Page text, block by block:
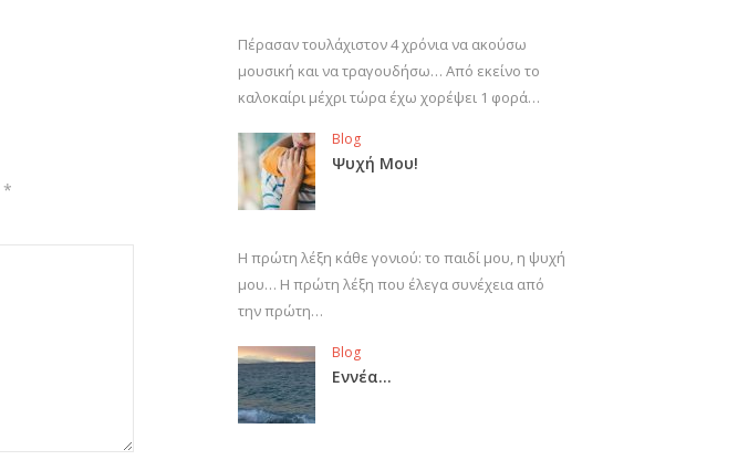
*
Πέρασαν τουλάχιστον 4 χρόνια να ακούσω
μουσική και να τραγουδήσω… Από εκείνο το
καλοκαίρι μέχρι τώρα έχω χορέψει 1 φορά…
Blog
Ψυχή Μου!
Η πρώτη λέξη κάθε γονιού: το παιδί μου, η ψυχή
μου… Η πρώτη λέξη που έλεγα συνέχεια από
την πρώτη…
Blog
Εννέα…